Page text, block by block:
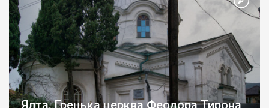
Ялта. Грецька церква Феодора Тирона